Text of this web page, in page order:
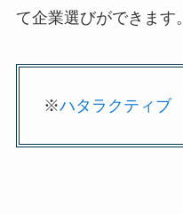
て企業選びができます。
※ハタラクティブ